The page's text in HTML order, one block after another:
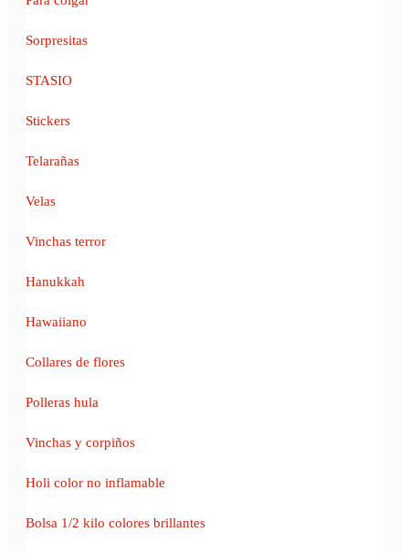
Sorpresitas
STASIO
Stickers
Telarañas
Velas
Vinchas terror
Hanukkah
Hawaiiano
Collares de flores
Polleras hula
Vinchas y corpiños
Holi color no inflamable
Bolsa 1/2 kilo colores brillantes